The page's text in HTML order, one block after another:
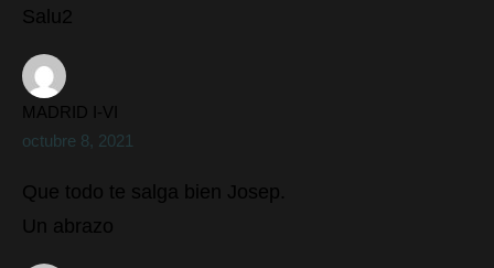
Salu2
MADRID I-VI
octubre 8, 2021
Que todo te salga bien Josep.
Un abrazo